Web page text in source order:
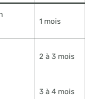
1 mois
2 à 3 mois
3 à 4 mois